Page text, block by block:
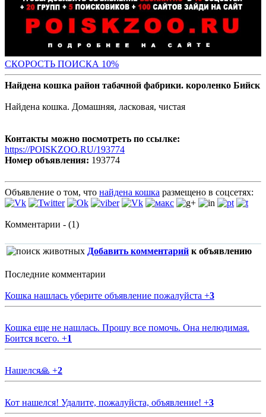
СКОРОСТЬ ПОИСКА 10%
Найдена кошка район табачной фабрики. короленко Бийск
Найдена кошка. Домашняя, ласковая, чистая
Контакты можно посмотреть по ссылке:
https://POISKZOO.RU/193774
Номер объявления: 193774
Объявление о том, что найдена кошка размещено в соцсетях:
Комментарии - (1)
Добавить комментарий к объявлению
Последние комментарии
Кошка нашлась уберите объявление пожалуйста +3
Кошка еще не нашлась. Прошу все помочь. Она нелюдимая.
Боится всего. +1
Нашелся🙏 +2
Кот нашелся! Удалите, пожалуйста, объявление! +3